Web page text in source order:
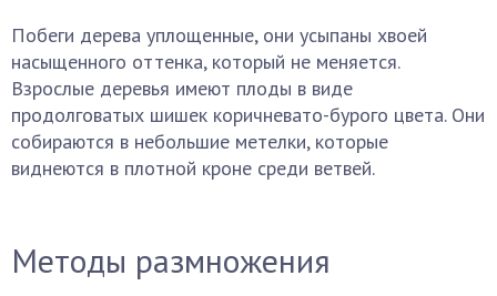
Побеги дерева уплощенные, они усыпаны хвоей
насыщенного оттенка, который не меняется.
Взрослые деревья имеют плоды в виде
продолговатых шишек коричневато-бурого цвета. Они
собираются в небольшие метелки, которые
виднеются в плотной кроне среди ветвей.
Методы размножения